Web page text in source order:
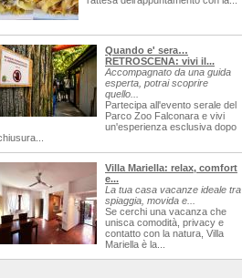
Quando e' sera…
RETROSCENA: vivi il...
Accompagnato da una guida
esperta, potrai scoprire
quello...
Partecipa all'evento serale del
Parco Zoo Falconara e vivi
un'esperienza esclusiva dopo
Villa Mariella: relax, comfort
e...
La tua casa vacanze ideale tra
spiaggia, movida e...
Se cerchi una vacanza che
unisca comodità, privacy e
contatto con la natura, Villa
Mariella è la...